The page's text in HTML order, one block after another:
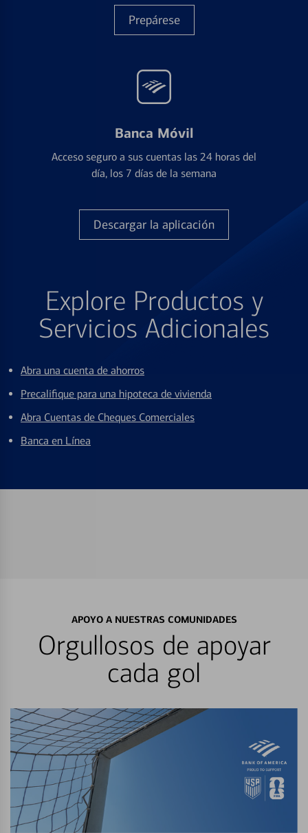
Prepárese
Banca Móvil
Acceso seguro a sus cuentas las 24 horas del
día, los 7 días de la semana
Descargar la aplicación
Explore Productos y
Servicios Adicionales
Abra una cuenta de ahorros
Precalifique para una hipoteca de vivienda
Abra Cuentas de Cheques Comerciales
Banca en Línea
APOYO A NUESTRAS COMUNIDADES
Orgullosos de apoyar
cada gol